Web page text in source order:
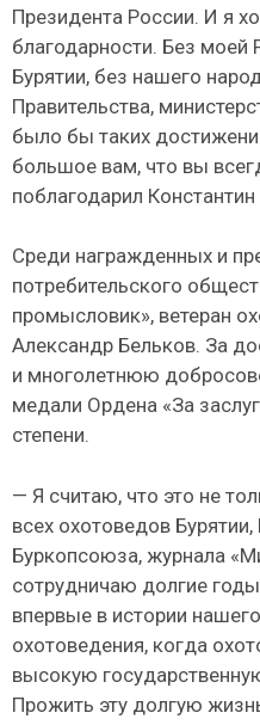
Президента России. И я
благодарности. Без
Бурятии, без нашего
Правительства,
было бы таких
большое вам, что вы
поблагодарил
Среди награжденных и
потребительского
промысловик», ветеран
Александр Бельков. За
и многолетнюю
медали Ордена «За
степени.
— Я считаю, что это не
всех охотоведов
Буркопсоюза, журнала
сотрудничаю долгие
впервые в истории
охотоведения, когда
высокую
Прожить эту долгую